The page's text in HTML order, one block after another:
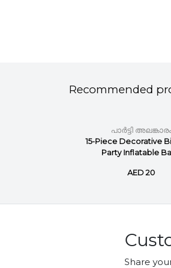
Recommended
പാർട്ടി അലങ്കാരം
15-Piece Decorative
Party Inflatable
AED 20
Share